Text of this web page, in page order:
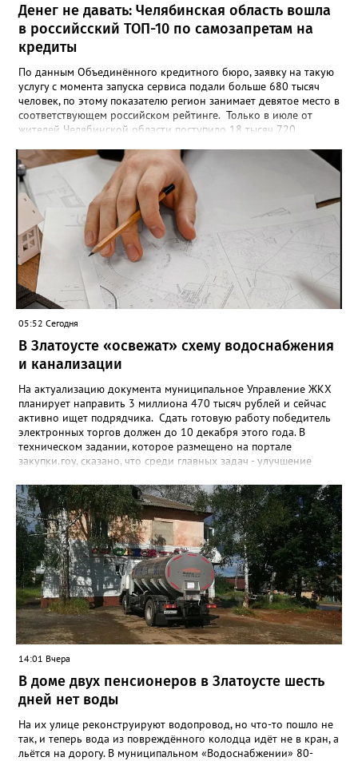
Денег не давать: Челябинская область вошла
в российсский ТОП-10 по самозапретам на
кредиты
По данным Объединённого кредитного бюро, заявку на такую
услугу с момента запуска сервиса подали больше 680 тысяч
человек, по этому показателю регион занимает девятое место в
соответствующем российском рейтинге. Только в июле от
жителей Челябинской области поступило 18 тысяч 720
снятие. В целом не давать им взаймы сегодня просят 543 с
лишним тысячи человек. Почти 89 тысяч за это время решили
запрет отозвать. При этом, утверждают аналитики бюро,
примерно каждый пятый из тех, кто установил самозапрет,
никогда кредиты не брал, столько же погасили долги недавно,
а больше половины имеют долговые обязательства сейчас.
05:52 Сегодня
В Златоусте «освежат» схему водоснабжения
и канализации
На актуализацию документа муниципальное Управление ЖКХ
планирует направить 3 миллиона 470 тысяч рублей и сейчас
активно ищет подрядчика. Сдать готовую работу победитель
электронных торгов должен до 10 декабря этого года. В
техническом задании, которое размещено на портале
закупки.гоу, сказано, что среди главных задач - улучшение
повышение энергоэффективности систем. Кроме электронных
схем, исполнителю нужно разработать предложения по
строительству и реконструкции водоснабжения и канализации,
оценив размер вложений, а также представить перечень
бесхозных объектов и возможные сценарии развития этой
сферы городского хозяйства. В июне 2025 года
«Златоуст.инфо» сообщал о подобных торгах. Тогда цена
вопроса была почти в три раза выше - 9 миллионов 13 тысяч
486 рублей, а в списке работ была разработка электронной
системы ливнёвок.
14:01 Вчера
В доме двух пенсионеров в Златоусте шесть
дней нет воды
На их улице реконструируют водопровод, но что-то пошло не
так, и теперь вода из повреждённого колодца идёт не в кран, а
льётся на дорогу. В муниципальном «Водоснабжении» 80-